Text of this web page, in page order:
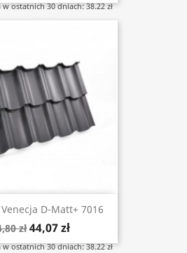
w ostatnich 30 dniach: 38.22 zł
D-Matt+ 7016
zł 44,07 zł
w ostatnich 30 dniach: 38.22 zł